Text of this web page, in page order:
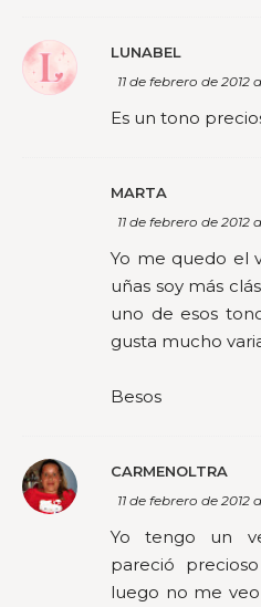
LUNABEL
11 de febrero de 2012
Es un tono
MARTA
11 de febrero de 2012
Yo me quedo el
uñas soy más
uno de esos
gusta mucho
Besos
CARMENOLTRA
11 de febrero de 2012
Yo tengo un
pareció
luego no me